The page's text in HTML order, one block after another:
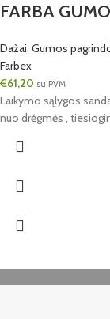
FARBA
Dažai, Gumos
Farbex
€61,20 su PVM
Laikymo sąlygos
nuo drėgmės ,